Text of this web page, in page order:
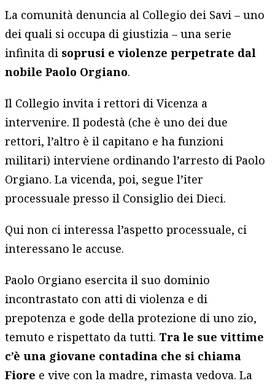
La comunità denuncia al Collegio dei Savi – uno
dei quali si occupa di giustizia – una serie
infinita di soprusi e violenze perpetrate dal
nobile Paolo Orgiano.
Il Collegio invita i rettori di Vicenza a
intervenire. Il podestà (che è uno dei due
rettori, l’altro è il capitano e ha funzioni
militari) interviene ordinando l’arresto di Paolo
Orgiano. La vicenda, poi, segue l’iter
processuale presso il Consiglio dei Dieci.
Qui non ci interessa l’aspetto processuale, ci
interessano le accuse.
Paolo Orgiano esercita il suo dominio
incontrastato con atti di violenza e di
prepotenza e gode della protezione di uno zio,
temuto e rispettato da tutti. Tra le sue vittime
c’è una giovane contadina che si chiama
Fiore e vive con la madre, rimasta vedova. La